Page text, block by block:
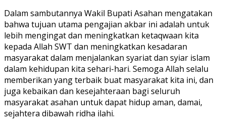
Dalam sambutannya Wakil Bupati Asahan mengatakan
bahwa tujuan utama pengajian akbar ini adalah untuk
lebih mengingat dan meningkatkan ketaqwaan kita
kepada Allah SWT dan meningkatkan kesadaran
masyarakat dalam menjalankan syariat dan syiar islam
dalam kehidupan kita sehari-hari. Semoga Allah selalu
memberikan yang terbaik buat masyarakat kita ini, dan
juga kebaikan dan kesejahteraan bagi seluruh
masyarakat asahan untuk dapat hidup aman, damai,
sejahtera dibawah ridha ilahi.